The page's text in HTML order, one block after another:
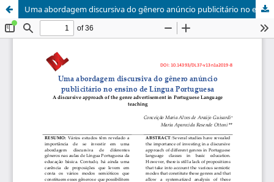
Uma abordagem discursiva do gênero anúncio publicitário no ensino de Língua Portuguesa